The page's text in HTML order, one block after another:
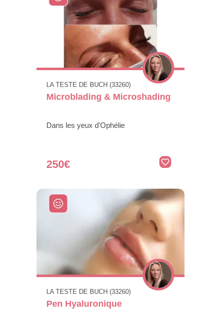
LA TESTE DE BUCH (33260)
Microblading & Microshading
Dans les yeux d'Ophélie
250€
LA TESTE DE BUCH (33260)
Pen Hyaluronique